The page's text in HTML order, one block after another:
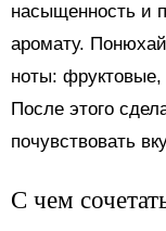
насыщенность и
аромату.
ноты:
После этого
почувствовать
С чем